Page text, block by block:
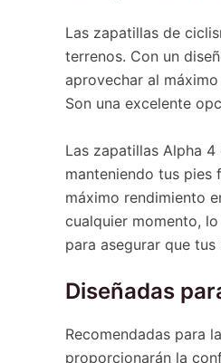
Las zapatillas de
terrenos. Con un
aprovechar al
Son una excelente
Las zapatillas Alpha
manteniendo tus pies
máximo rendimiento
cualquier momento,
para asegurar que
Diseñadas
Recomendadas para
proporcionarán la